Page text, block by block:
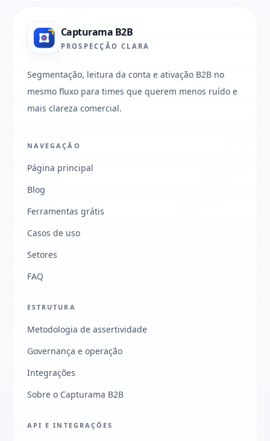
Capturama B2B
PROSPECÇÃO CLARA
Segmentação, leitura da conta e ativação B2B no
mesmo fluxo para times que querem menos ruído e
mais clareza comercial.
NAVEGAÇÃO
Página principal
Blog
Ferramentas grátis
Casos de uso
Setores
FAQ
ESTRUTURA
Metodologia de assertividade
Governança e operação
Integrações
Sobre o Capturama B2B
API E INTEGRAÇÕES